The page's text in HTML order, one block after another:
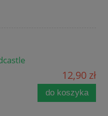
12,90 zł
do koszyka